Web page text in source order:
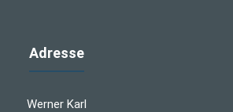
Adresse
Werner Karl